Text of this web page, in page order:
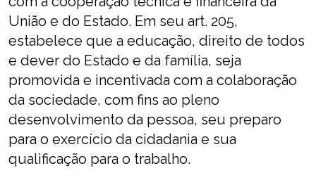
União e do Estado. Em seu art. 205,
estabelece que a educação, direito de todos
e dever do Estado e da família, seja
promovida e incentivada com a colaboração
da sociedade, com fins ao pleno
desenvolvimento da pessoa, seu preparo
para o exercício da cidadania e sua
qualificação para o trabalho.